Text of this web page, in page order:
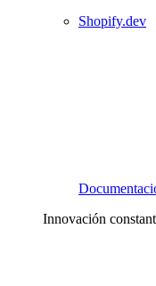
Shopify.dev
Innovación